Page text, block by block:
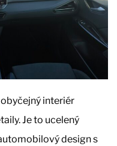
interiér
Je to ucelený
design s